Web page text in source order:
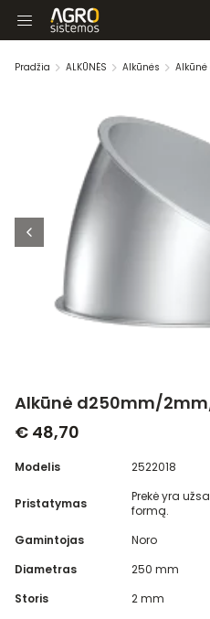
Pradžia ALKŪNĖS Alkūnės
Alkūnė d250mm/
€ 48,70
Modelis 2522018
Pristatymas
Prekė yra
formą.
Gamintojas
Noro
Diametras
250 mm
Storis
2 mm